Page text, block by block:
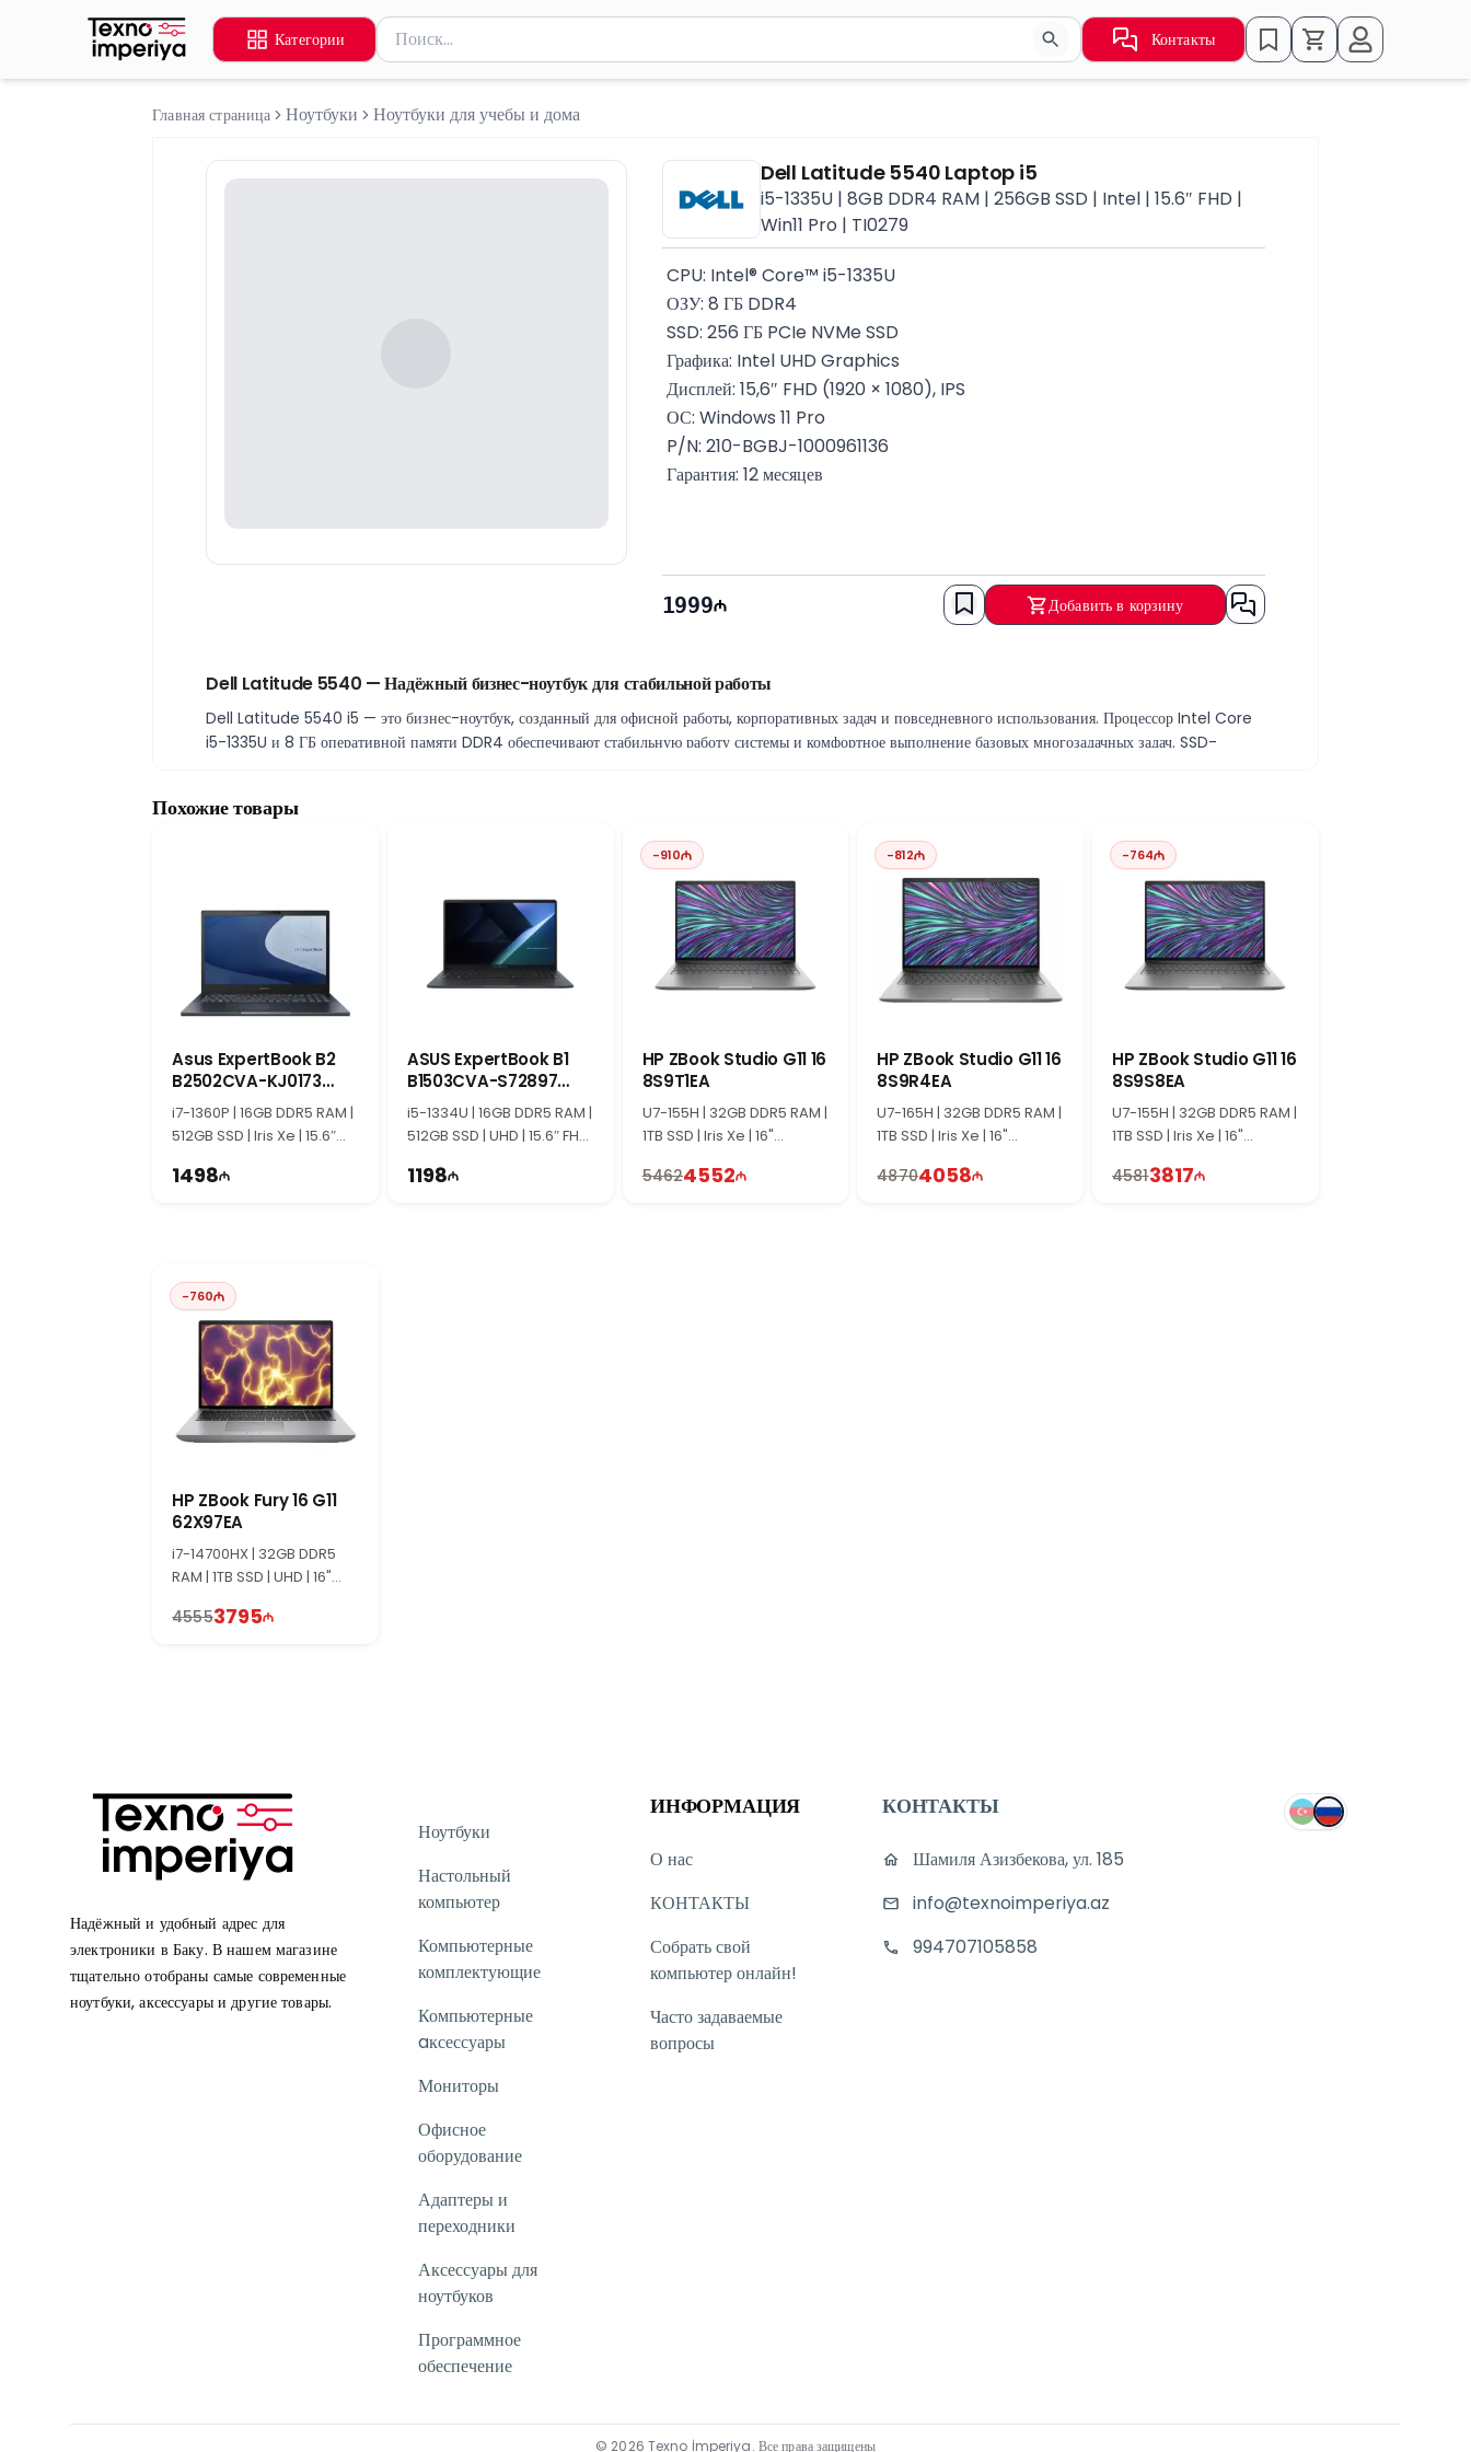
Категории
Поиск товаров
Введите минимум 2 символа для поиска. Нажмите Enter для отправки или используйте стрелки для навигации по результатам.
Контакты
Главная страница Ноутбуки Ноутбуки для учебы и дома
Dell Latitude 5540 Laptop i5
i5-1335U | 8GB DDR4 RAM | 256GB SSD | Intel | 15.6″ FHD |
Win11 Pro | TI0279
CPU: Intel® Core™ i5-1335U
ОЗУ: 8 ГБ DDR4
SSD: 256 ГБ PCIe NVMe SSD
Графика: Intel UHD Graphics
Дисплей: 15,6″ FHD (1920 × 1080), IPS
ОС: Windows 11 Pro
P/N: 210-BGBJ-1000961136
Гарантия: 12 месяцев
1999 Добавить в корзину
Dell Latitude 5540 — Надёжный бизнес-ноутбук для стабильной работы
Dell Latitude 5540 i5 — это бизнес-ноутбук, созданный для офисной работы, корпоративных задач и повседневного использования. Процессор Intel Core
i5-1335U и 8 ГБ оперативной памяти DDR4 обеспечивают стабильную работу системы и комфортное выполнение базовых многозадачных задач. SSD-
15,6-дюймовый экран с разрешением Full HD обеспечивает чёткое изображение и комфорт при работе с документами, таблицами и веб-приложениями. Это
Windows 11 Pro предоставляет расширенные функции безопасности и управления, необходимые для корпоративной среды. Серия Dell Latitude отличается
прочным корпусом, надёжностью и стабильной производительностью, что делает эту модель хорошим выбором для бизнеса и офиса.
Похожие товары
Asus ExpertBook B2
B2502CVA-KJ0173
90NX06F1-M00620
i7-1360P | 16GB DDR5 RAM |
512GB SSD | Iris Xe | 15.6″
1498
ASUS ExpertBook B1
B1503CVA-S72897
90NX0801-M036E0
i5-1334U | 16GB DDR5 RAM |
512GB SSD | UHD | 15.6″ FHD
1198
-910
HP ZBook Studio G11 16
8S9T1EA
U7-155H | 32GB DDR5 RAM |
1TB SSD | Iris Xe | 16"
54624552
-812
HP ZBook Studio G11 16
8S9R4EA
U7-165H | 32GB DDR5 RAM |
1TB SSD | Iris Xe | 16"
48704058
-764
HP ZBook Studio G11 16
8S9S8EA
U7-155H | 32GB DDR5 RAM |
1TB SSD | Iris Xe | 16"
45813817
-760
HP ZBook Fury 16 G11
62X97EA
i7-14700HX | 32GB DDR5
RAM | 1TB SSD | UHD | 16"
45553795
Надёжный и удобный адрес для
электроники в Баку. В нашем магазине
тщательно отобраны самые современные
ноутбуки, аксессуары и другие товары.
Ноутбуки
Настольный
компьютер
Компьютерные
комплектующие
Компьютерные
aксессуары
Мониторы
Офисное
оборудование
Адаптеры и
переходники
Аксессуары для
ноутбуков
Программное
обеспечение
ИНФОРМАЦИЯ
О нас
КОНТАКТЫ
Собрать свой
компьютер онлайн!
Часто задаваемые
вопросы
КОНТАКТЫ
Шамиля Азизбекова, ул. 185
info@texnoimperiya.az
994707105858
© 2026 Texno İmperiya. Все права защищены